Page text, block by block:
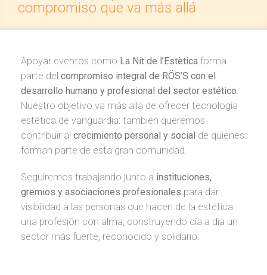
compromiso que va más allá
Apoyar eventos como La Nit de l’Estètica forma
parte del compromiso integral de RÖS’S con el
desarrollo humano y profesional del sector estético.
Nuestro objetivo va más allá de ofrecer tecnología
estética de vanguardia: también queremos
contribuir al crecimiento personal y social de quienes
forman parte de esta gran comunidad.
Seguiremos trabajando junto a instituciones,
gremios y asociaciones profesionales para dar
visibilidad a las personas que hacen de la estética
una profesión con alma, construyendo día a día un
sector más fuerte, reconocido y solidario.